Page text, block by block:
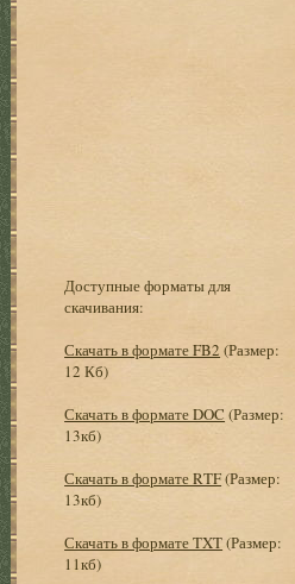
Доступные форматы для
скачивания:
Скачать в формате FB2 (Размер:
12 Кб)
Скачать в формате DOC (Размер:
13кб)
Скачать в формате RTF(Размер:
13кб)
Скачать в формате TXT(Размер:
11кб)